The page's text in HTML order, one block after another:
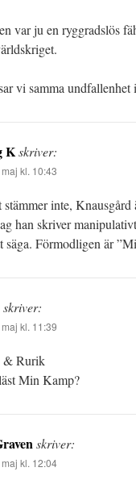
var ju en ryggradslös
vi samma
Kskriver:
kl. 10:43
stämmer inte,
han skriver
säga. Förmodligen är
skriver:
kl. 11:39
& Rurik
Min Kamp?
skriver:
kl. 12:04